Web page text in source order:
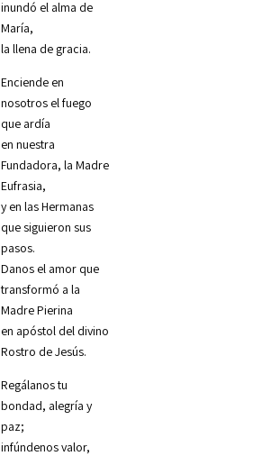
inundó el alma de
María,
la llena de gracia.
Enciende en
nosotros el fuego
que ardía
en nuestra
Fundadora, la Madre
Eufrasia,
y en las Hermanas
que siguieron sus
pasos.
Danos el amor que
transformó a la
Madre Pierina
en apóstol del divino
Rostro de Jesús.
Regálanos tu
bondad, alegría y
paz;
infúndenos valor,